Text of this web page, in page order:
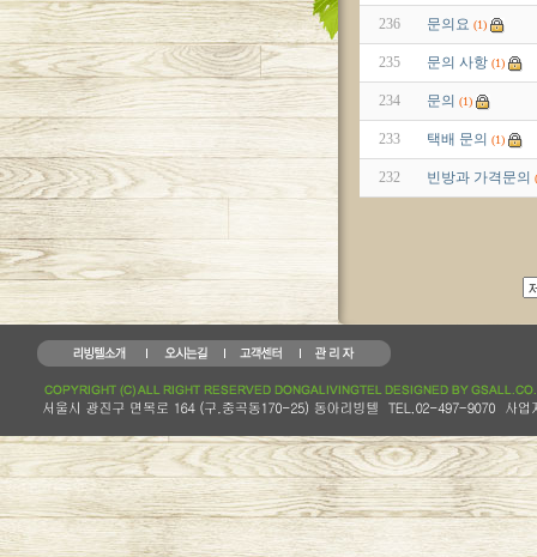
236 문의요 (1)
235 문의 사항 (1)
234 문의 (1)
233 택배 문의 (1)
232 빈방과 가격문의